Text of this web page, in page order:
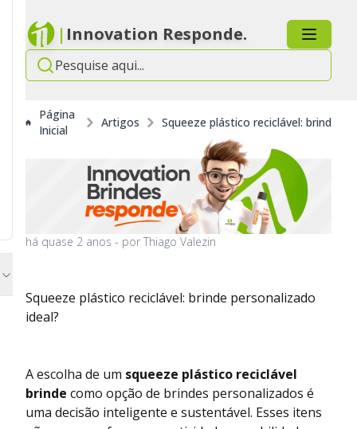
| Innovation Responde.
Página
Inicial
Artigos Squeeze plástico reciclável: brinde
há quase 2 anos - por Thiago Valezin
Squeeze plástico reciclável: brinde personalizado
ideal?
A escolha de um squeeze plástico reciclável
brinde como opção de brindes personalizados é
uma decisão inteligente e sustentável. Esses itens